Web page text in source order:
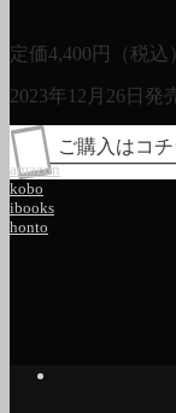
定価4,400円（税込）
2023年12月26日発
ご購入はコ
amazon
kobo
ibooks
honto